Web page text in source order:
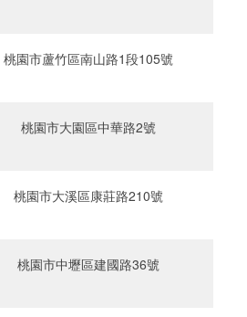
桃園市蘆竹區南山路1段105號‎
桃園市大園區中華路2號‎
桃園市大溪區康莊路210號‎
桃園市中壢區建國路36號‎